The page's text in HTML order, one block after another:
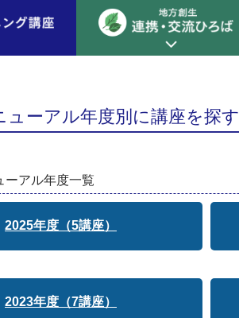
eラーニング講座 HOME
eラーニング講座
eラーニング受講者の声
地方創生の実践事例紹介
ューアル年度別に講座を探す
ーアル年度一覧
2025年度（5講座）
2023年度（7講座）